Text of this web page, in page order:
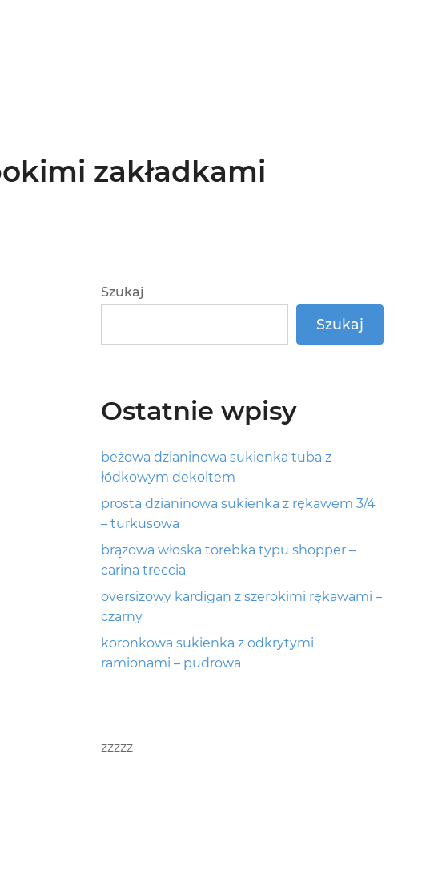
zakładkami
Szukaj
Szukaj
Ostatnie wpisy
beżowa dzianinowa sukienka tuba z
łódkowym dekoltem
prosta dzianinowa sukienka z rękawem 3/4
– turkusowa
brązowa włoska torebka typu shopper –
carina treccia
oversizowy kardigan z szerokimi rękawami –
czarny
koronkowa sukienka z odkrytymi
ramionami – pudrowa
zzzzz